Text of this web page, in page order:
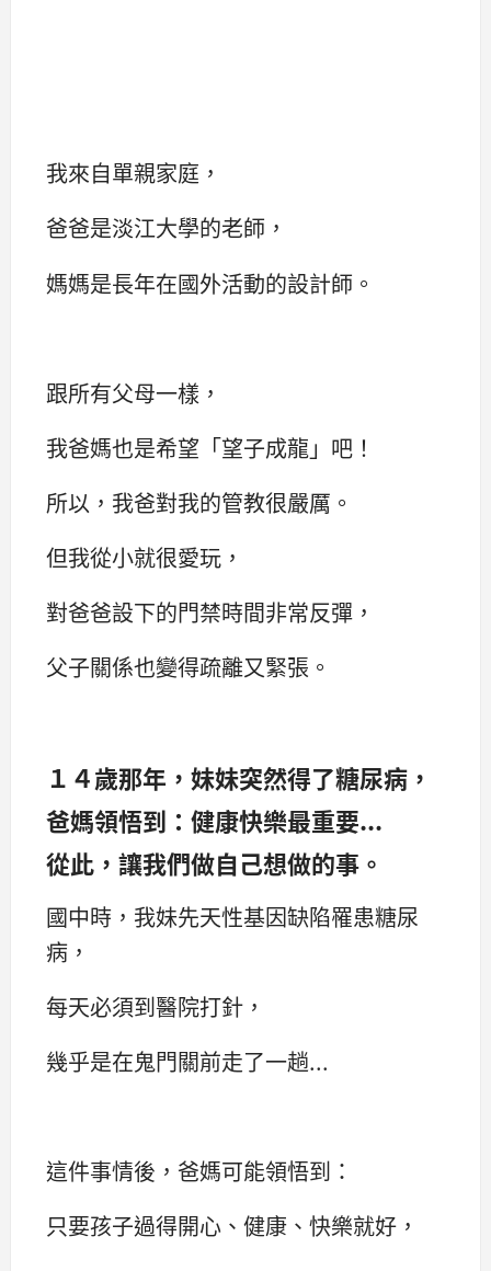
我來自單親家庭，
爸爸是淡江大學的老師，
媽媽是長年在國外活動的設計師。
跟所有父母一樣，
我爸媽也是希望「望子成龍」吧！
所以，我爸對我的管教很嚴厲。
但我從小就很愛玩，
對爸爸設下的門禁時間非常反彈，
父子關係也變得疏離又緊張。
１４歲那年，妹妹突然得了糖尿病，
爸媽領悟到：健康快樂最重要...
從此，讓我們做自己想做的事。
國中時，我妹先天性基因缺陷罹患糖尿
病，
每天必須到醫院打針，
幾乎是在鬼門關前走了一趟...
這件事情後，爸媽可能領悟到：
只要孩子過得開心、健康、快樂就好，